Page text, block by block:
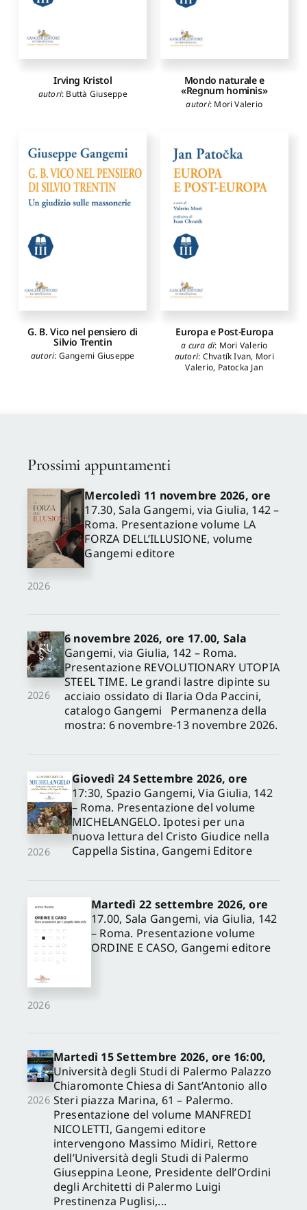
Irving Kristol
autori: Buttà Giuseppe
Mondo naturale e
«Regnum hominis»
autori: Mori Valerio
G. B. Vico nel pensiero di
Silvio Trentin
autori: Gangemi Giuseppe
Europa e Post-Europa
a cura di: Mori Valerio
autori: Chvatík Ivan, Mori
Valerio, Patocka Jan
Prossimi appuntamenti
2026
Mercoledì 11 novembre 2026, ore
17.30, Sala Gangemi, via Giulia, 142 –
Roma. Presentazione volume LA
FORZA DELL’ILLUSIONE, volume
Gangemi editore
2026
6 novembre 2026, ore 17.00, Sala
Gangemi, via Giulia, 142 – Roma.
Presentazione REVOLUTIONARY UTOPIA
STEEL TIME. Le grandi lastre dipinte su
acciaio ossidato di Ilaria Oda Paccini,
catalogo Gangemi Permanenza della
mostra: 6 novembre-13 novembre 2026.
2026
Giovedì 24 Settembre 2026, ore
17:30, Spazio Gangemi, Via Giulia, 142
– Roma. Presentazione del volume
MICHELANGELO. Ipotesi per una
nuova lettura del Cristo Giudice nella
Cappella Sistina, Gangemi Editore
2026
Martedì 22 settembre 2026, ore
17.00, Sala Gangemi, via Giulia, 142
– Roma. Presentazione volume
ORDINE E CASO, Gangemi editore
2026
Martedì 15 Settembre 2026, ore 16:00,
Università degli Studi di Palermo Palazzo
Chiaromonte Chiesa di Sant’Antonio allo
Steri piazza Marina, 61 – Palermo.
Presentazione del volume MANFREDI
NICOLETTI, Gangemi editore
intervengono Massimo Midiri, Rettore
dell’Università degli Studi di Palermo
Giuseppina Leone, Presidente dell’Ordini
degli Architetti di Palermo Luigi
Prestinenza Puglisi,...